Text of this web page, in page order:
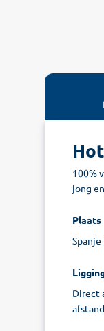
100%
jong
Plaats
Direct